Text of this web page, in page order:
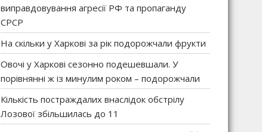
виправдовування агресії РФ та пропаганду
СРСР
На скільки у Харкові за рік подорожчали фрукти
Овочі у Харкові сезонно подешевшали. У
порівнянні ж із минулим роком – подорожчали
Кількість постраждалих внаслідок обстрілу
Лозової збільшилась до 11